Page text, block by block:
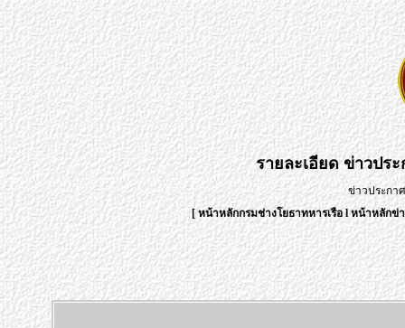
รายละเอียดข่าวปร
ข่าวประกา
[หน้าหลักกรมช่างโยธาทหารเรือlหน้าหลักข่